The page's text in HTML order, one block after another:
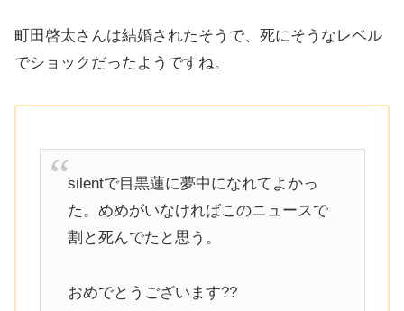
町田啓太さんは結婚されたそうで、死にそうなレベル
でショックだったようですね。
silentで目黒蓮に夢中になれてよかっ
た。めめがいなければこのニュースで
割と死んでたと思う。
おめでとうございます??